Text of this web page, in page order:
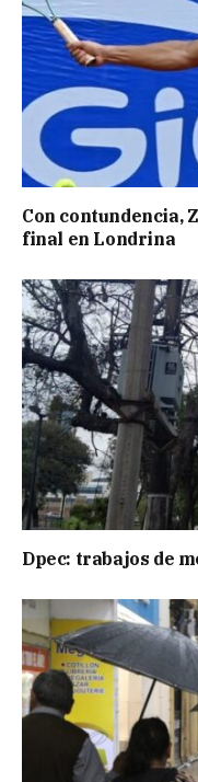
Con contundencia,
final en Londrina
Dpec: trabajos de